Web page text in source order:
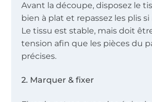
Avant la découpe, disposez le
bien à plat et repassez les plis si
Le tissu est stable, mais doit
tension afin que les pièces du
précises.
2. Marquer & fixer